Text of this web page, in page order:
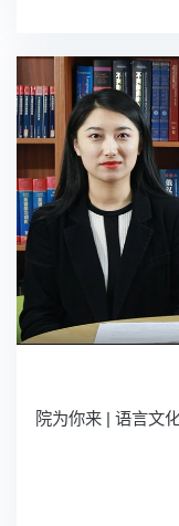
院为你来 | 语言文